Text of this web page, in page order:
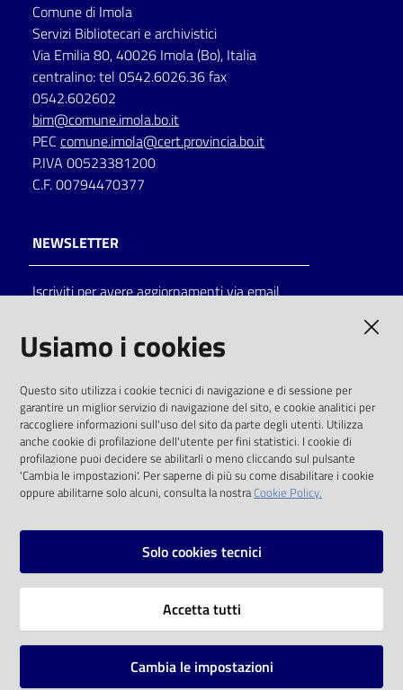
Seguici
su
on line
Eventi
Chiedi al
bibliotecario
Avvisi
Comune di Imola
Servizi Bibliotecari e archivistici
Via Emilia 80, 40026 Imola (Bo), Italia
centralino: tel 0542.6026.36 fax
0542.602602
bim@comune.imola.bo.it
PEC comune.imola@cert.provincia.bo.it
P.IVA 00523381200
C.F. 00794470377
NEWSLETTER
Iscriviti per avere aggiornamenti via email
solo alle condizioni previste dalla direttiva
comunitaria 2003/98/CE e dal d.lgs. 36/2006
SOCIAL
Instagram
Vai alla pagina
Usiamo i cookies
Questo sito utilizza i cookie tecnici di navigazione e di sessione per
garantire un miglior servizio di navigazione del sito, e cookie analitici per
raccogliere informazioni sull'uso del sito da parte degli utenti. Utilizza
anche cookie di profilazione dell'utente per fini statistici. I cookie di
profilazione puoi decidere se abilitarli o meno cliccando sul pulsante
'Cambia le impostazioni'. Per saperne di più su come disabilitare i cookie
oppure abilitarne solo alcuni, consulta la nostraCookie Policy.
Solo cookies tecnici
Accetta tutti
Cambia le impostazioni